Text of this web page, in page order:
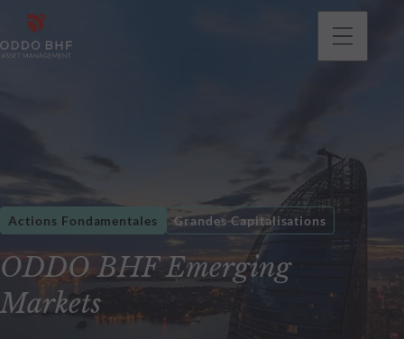
ODDO BHF Emerging
Markets
Actions Fondamentales Grandes Capitalisations